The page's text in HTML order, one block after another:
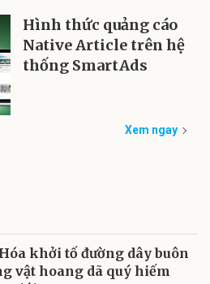
Hình thức quảng cáo
Native Article trên hệ
thống SmartAds
Xem ngay
khởi tố đường dây buôn
vật hoang dã quý hiếm